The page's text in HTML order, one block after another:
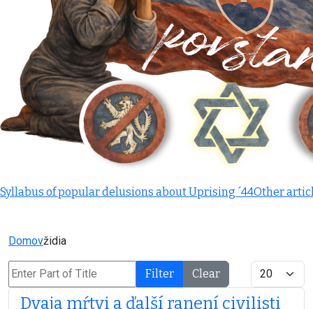
Syllabus of popular delusions about Uprising ´44Other
Domovžidia
Enter Part of Title Filter Clear Display #
Dvaja mŕtvi a ďalší ranení civilisti